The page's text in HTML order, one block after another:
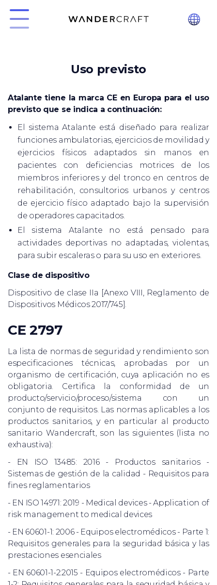
Uso previsto
Atalante tiene la marca CE en Europa para el uso
previsto que se indica a continuación:
El sistema Atalante está diseñado para realizar
funciones ambulatorias, ejercicios de movilidad y
ejercicios físicos adaptados sin manos en
pacientes con deficiencias motrices de los
miembros inferiores y del tronco en centros de
rehabilitación, consultorios urbanos y centros
de ejercicio físico adaptado bajo la supervisión
de operadores capacitados.
El sistema Atalante no está pensado para
actividades deportivas no adaptadas, violentas,
para subir escaleras o para su uso en exteriores.
Clase de dispositivo
Dispositivo de clase IIa [Anexo VIII, Reglamento de
Dispositivos Médicos 2017/745].
CE 2797
La lista de normas de seguridad y rendimiento son
especificaciones técnicas, aprobadas por un
organismo de certificación, cuya aplicación no es
obligatoria. Certifica la conformidad de un
producto/servicio/proceso/sistema con un
conjunto de requisitos. Las normas aplicables a los
productos sanitarios, y en particular al producto
sanitario Wandercraft, son las siguientes (lista no
exhaustiva):
- EN ISO 13485: 2016 - Productos sanitarios -
Sistemas de gestión de la calidad - Requisitos para
fines reglamentarios
- EN ISO 14971: 2019 - Medical devices - Application of
risk management to medical devices
- EN 60601-1: 2006 - Equipos electromédicos - Parte 1:
Requisitos generales para la seguridad básica y las
prestaciones esenciales
- EN 60601-1-2:2015 - Equipos electromédicos - Parte